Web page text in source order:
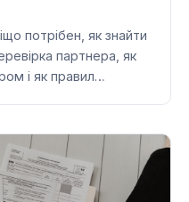
потрібен, як знайти
партнера, як
і як правил…